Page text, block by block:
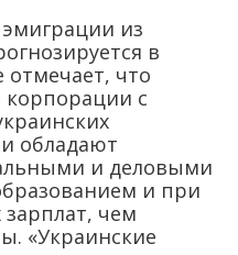
из
в
отмечает, что
корпорации с
обладают
и деловыми
и при
чем
«Украинские